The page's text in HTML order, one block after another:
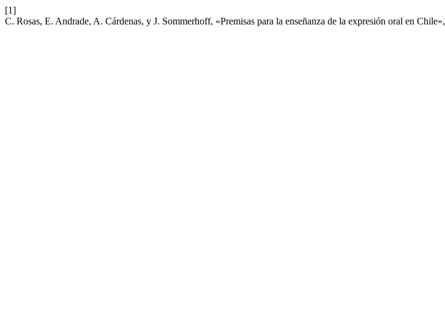
[1]
C. Rosas, E. Andrade, A. Cárdenas, y J. Sommerhoff, «Premisas para la enseñanza de la expresión oral en Chile»,